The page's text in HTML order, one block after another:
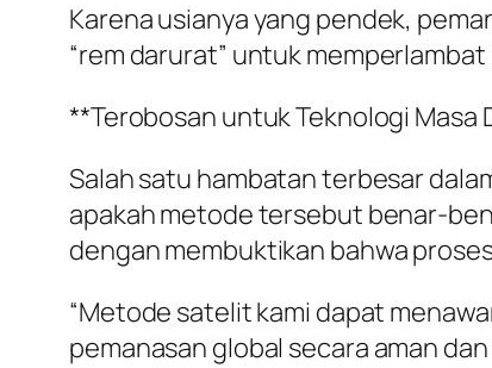
Karena usianya yang pendek,
“rem darurat” untuk
**Terobosan untuk Teknologi Masa
Salah satu hambatan terbesar
apakah metode tersebut benar-
dengan membuktikan bahwa
“Metode satelit kami dapat
pemanasan global secara aman